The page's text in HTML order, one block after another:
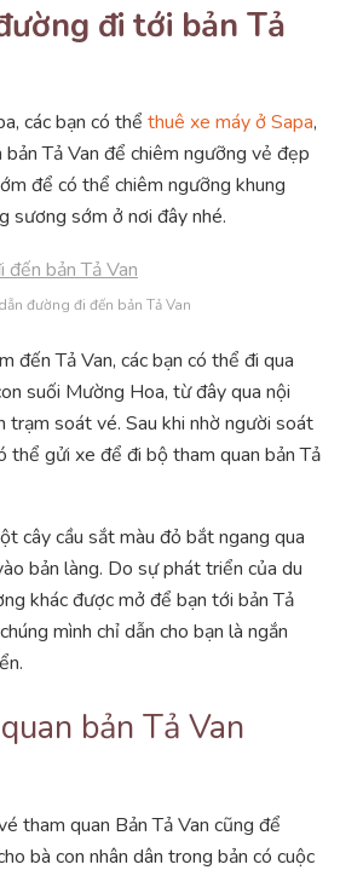
đi tới bản Tả
các bạn có thể thuê xe máy ở Sapa,
Tả Van để chiêm ngưỡng vẻ đẹp
để có thể chiêm ngưỡng khung
sương sớm ở nơi đây nhé.
đường đi đến bản Tả Van
đến Tả Van, các bạn có thể đi qua
suối Mường Hoa, từ đây qua nội
trạm soát vé. Sau khi nhờ người soát
thể gửi xe để đi bộ tham quan bản Tả
cây cầu sắt màu đỏ bắt ngang qua
bản làng. Do sự phát triển của du
khác được mở để bạn tới bản Tả
mình chỉ dẫn cho bạn là ngắn
bản Tả Van
tham quan Bản Tả Van cũng để
bà con nhân dân trong bản có cuộc